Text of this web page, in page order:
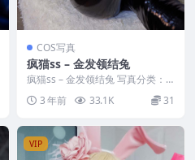
COS写真
疯猫ss – 金发领结兔
疯猫ss – 金发领结兔 写真分类：
唯美，参与模特：疯猫ss [套图大
小]：[4...
3 年前 33.1K 31
VIP